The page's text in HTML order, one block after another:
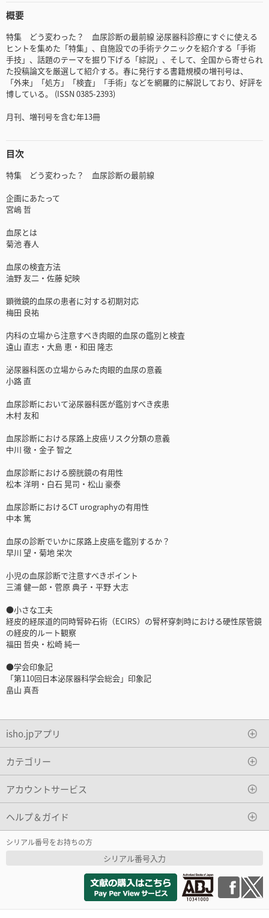
概要
特集 どう変わった？ 血尿診断の最前線 泌尿器科診療にすぐに使える
ヒントを集めた「特集」、自施設での手術テクニックを紹介する「手術
手技」、話題のテーマを掘り下げる「綜説」、そして、全国から寄せられ
た投稿論文を厳選して紹介する。春に発行する書籍規模の増刊号は、
「外来」「処方」「検査」「手術」などを網羅的に解説しており、好評を
博している。 (ISSN 0385-2393)
月刊、増刊号を含む年13冊
目次
特集 どう変わった？ 血尿診断の最前線
企画にあたって
宮嶋 哲
血尿とは
菊池 春人
血尿の検査方法
油野 友二・佐藤 妃映
顕微鏡的血尿の患者に対する初期対応
梅田 良祐
内科の立場から注意すべき肉眼的血尿の鑑別と検査
遠山 直志・大島 恵・和田 隆志
泌尿器科医の立場からみた肉眼的血尿の意義
小路 直
血尿診断において泌尿器科医が鑑別すべき疾患
木村 友和
血尿診断における尿路上皮癌リスク分類の意義
中川 徹・金子 智之
血尿診断における膀胱鏡の有用性
松本 洋明・白石 晃司・松山 豪泰
血尿診断におけるCT urographyの有用性
中本 篤
血尿の診断でいかに尿路上皮癌を鑑別するか？
早川 望・菊地 栄次
小児の血尿診断で注意すべきポイント
三浦 健一郎・菅原 典子・平野 大志
●小さな工夫
経皮的経尿道的同時腎砕石術（ECIRS）の腎杯穿刺時における硬性尿管鏡
の経皮的ルート観察
福田 哲央・松崎 純一
●学会印象記
「第110回日本泌尿器科学会総会」印象記
畠山 真吾
isho.jpアプリ
カテゴリー
アカウントサービス
ヘルプ＆ガイド
シリアル番号をお持ちの方
シリアル番号入力